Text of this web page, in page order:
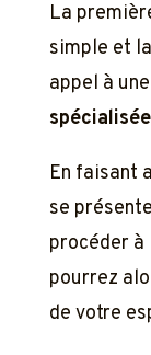
La
simple et
appel à une
En faisant
se
procéder à
pourrez
de votre